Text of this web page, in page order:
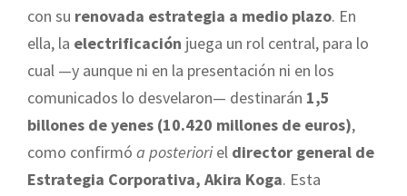
con su renovada estrategia a medio plazo. En
ella, la electrificación juega un rol central, para lo
cual —y aunque ni en la presentación ni en los
comunicados lo desvelaron— destinarán 1,5
billones de yenes (10.420 millones de euros),
como confirmó a posterioriel director general de
Estrategia Corporativa, Akira Koga. Esta